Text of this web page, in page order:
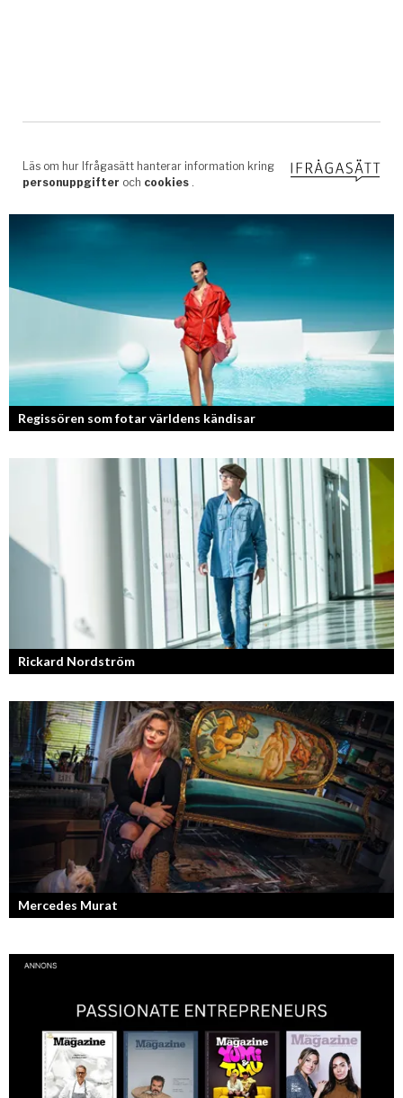
Regissören som fotar världens kändisar
Fotografen och regissören Peter Svenson har en lång meritlista och är
ett sant bevis på att om man tror på sig själv och...
Rickard Nordström
Läraren som omfamnar sociala medier.
Mercedes Murat
Konstnären som balanserar känslofylld konst med hårt fysiskt arbete.